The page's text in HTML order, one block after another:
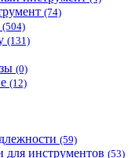
(74)
(504)
(131)
(0)
(12)
(59)
инструментов (53)